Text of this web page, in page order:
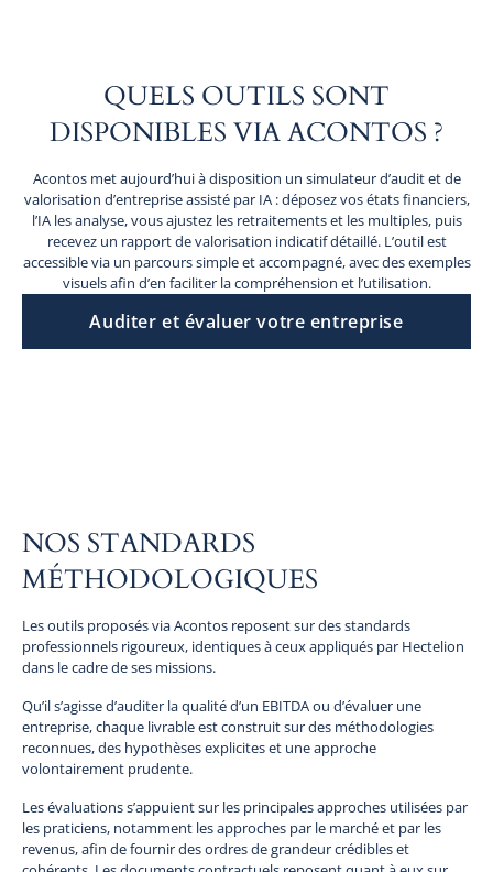
QUELS OUTILS SONT
DISPONIBLES VIA ACONTOS ?
Acontos met aujourd’hui à disposition un simulateur d’audit et de
valorisation d’entreprise assisté par IA : déposez vos états financiers,
l’IA les analyse, vous ajustez les retraitements et les multiples, puis
recevez un rapport de valorisation indicatif détaillé. L’outil est
accessible via un parcours simple et accompagné, avec des exemples
visuels afin d’en faciliter la compréhension et l’utilisation.
Auditer et évaluer votre entreprise
NOS STANDARDS
MÉTHODOLOGIQUES
Les outils proposés via Acontos reposent sur des standards
professionnels rigoureux, identiques à ceux appliqués par Hectelion
dans le cadre de ses missions.
Qu’il s’agisse d’auditer la qualité d’un EBITDA ou d’évaluer une
entreprise, chaque livrable est construit sur des méthodologies
reconnues, des hypothèses explicites et une approche
volontairement prudente.
Les évaluations s’appuient sur les principales approches utilisées par
les praticiens, notamment les approches par le marché et par les
revenus, afin de fournir des ordres de grandeur crédibles et